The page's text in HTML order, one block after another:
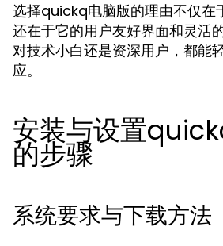
选择quickq电脑版的理由不仅在
还在于它的用户友好界面和灵活
对技术小白还是资深用户，都能
应。
安装与设置
的步骤
系统要求与下载方法